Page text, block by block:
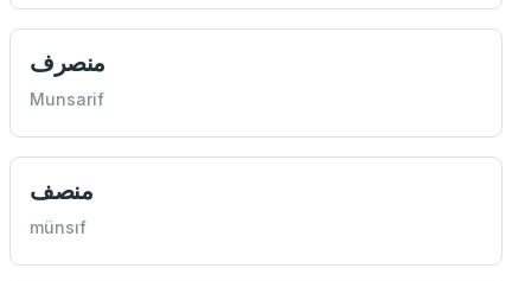
منصرف
Munsarif
منصف
münsıf